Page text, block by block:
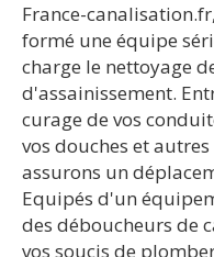
France-
formé une équipe
charge le nettoyage
d'assainissement.
curage de vos
vos douches et
assurons un
Equipés d'un
des déboucheurs de
vos soucis de